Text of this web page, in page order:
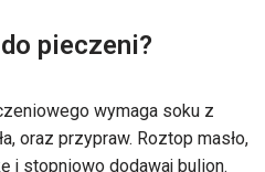
pieczeni?
wymaga soku z
oraz przypraw. Roztop masło,
i stopniowo dodawaj bulion.